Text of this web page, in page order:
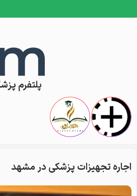
Skip to content
پلتفرم
اجاره تجهیزات پزشکی در مشهد